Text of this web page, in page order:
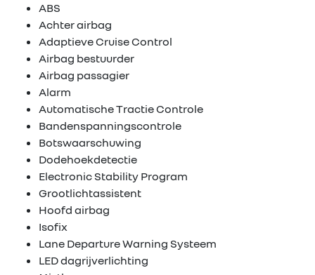
Home
Tweedehands
wagens
ABS
Achter airbag
Adaptieve Cruise Control
Airbag bestuurder
Airbag passagier
Alarm
Automatische Tractie Controle
Bandenspanningscontrole
Botswaarschuwing
Dodehoekdetectie
Electronic Stability Program
Grootlichtassistent
Hoofd airbag
Isofix
Lane Departure Warning Systeem
LED dagrijverlichting